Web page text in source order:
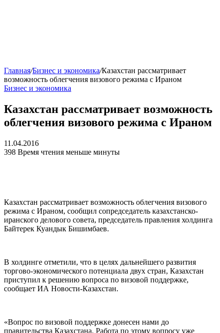
Главная/Бизнес и экономика/Казахстан рассматривает
возможность облегчения визового режима с Ираном
Бизнес и экономика
Казахстан рассматривает возможность
облегчения визового режима с Ираном
11.04.2016
398 Время чтения меньше минуты
Казахстан рассматривает возможность облегчения визового
режима с Ираном, сообщил сопредседатель казахстанско-
иранского делового совета, председатель правления холдинга
Байтерек Куандык Бишимбаев.
В холдинге отметили, что в целях дальнейшего развития
торгово-экономического потенциала двух стран, Казахстан
приступил к решению вопроса по визовой поддержке,
сообщает ИА Новости-Казахстан.
«Вопрос по визовой поддержке донесен нами до
правительства Казахстана. Работа по этому вопросу уже